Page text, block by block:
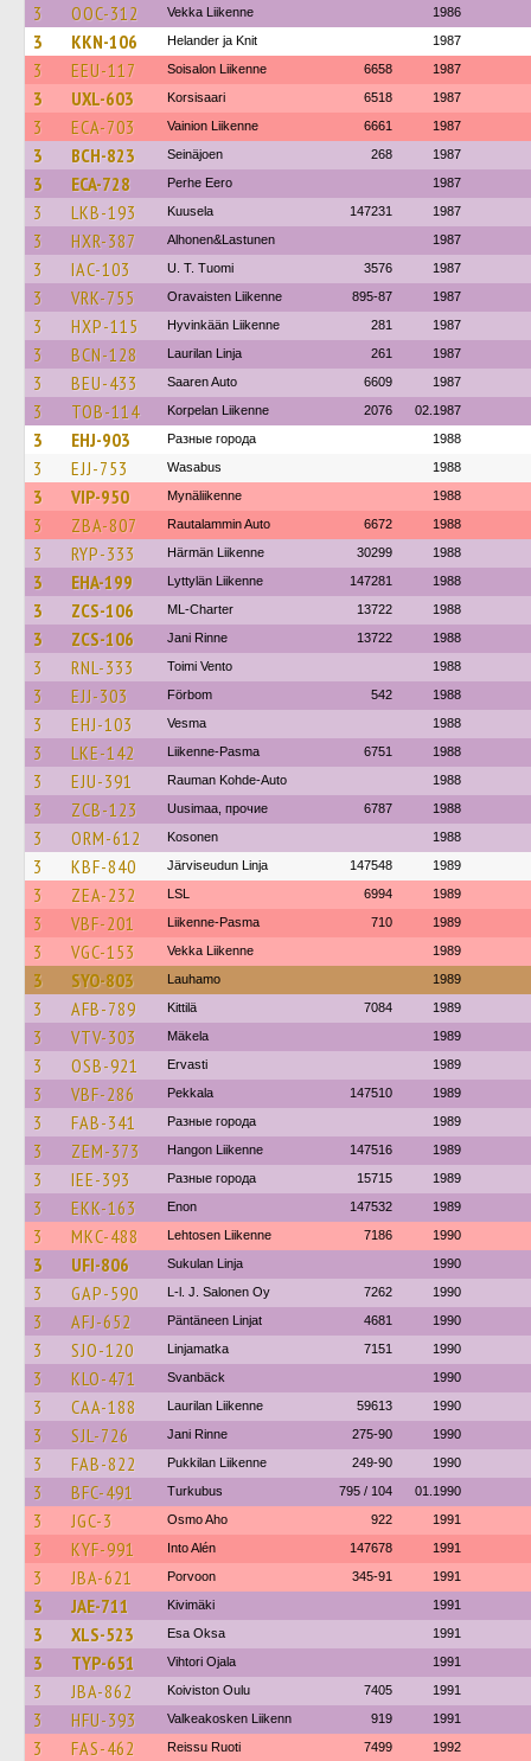
3 OOC-312 Vekka Liikenne 1986
3 KKN-106 Helander ja Knit 1987
3 EEU-117 Soisalon Liikenne 6658 1987
3 UXL-603 Korsisaari 6518 1987
3 ECA-703 Vainion Liikenne 6661 1987
3 BCH-823 Seinäjoen 268 1987
3 ECA-728 Perhe Eero 1987
3 LKB-193 Kuusela 147231 1987
3 HXR-387 Alhonen&Lastunen 1987
3 IAC-103 U. T. Tuomi 3576 1987
3 VRK-755 Oravaisten Liikenne 895-87 1987
3 HXP-115 Hyvinkään Liikenne 281 1987
3 BCN-128 Laurilan Linja 261 1987
3 BEU-433 Saaren Auto 6609 1987
3 TOB-114 Korpelan Liikenne 2076 02.1987
3 EHJ-903 Разные города 1988
3 EJJ-753 Wasabus 1988
3 VIP-950 Mynäliikenne 1988
3 ZBA-807 Rautalammin Auto 6672 1988
3 RYP-333 Härmän Liikenne 30299 1988
3 EHA-199 Lyttylän Liikenne 147281 1988
3 ZCS-106 ML-Charter 13722 1988
3 ZCS-106 Jani Rinne 13722 1988
3 RNL-333 Toimi Vento 1988
3 EJJ-303 Förbom 542 1988
3 EHJ-103 Vesma 1988
3 LKE-142 Liikenne-Pasma 6751 1988
3 EJU-391 Rauman Kohde-Auto 1988
3 ZCB-123 Uusimaa, прочие 6787 1988
3 ORM-612 Kosonen 1988
3 KBF-840 Järviseudun Linja 147548 1989
3 ZEA-232 LSL 6994 1989
3 VBF-201 Liikenne-Pasma 710 1989
3 VGC-153 Vekka Liikenne 1989
3 SYO-803 Lauhamo 1989
3 AFB-789 Kittilä 7084 1989
3 VTV-303 Mäkela 1989
3 OSB-921 Ervasti 1989
3 VBF-286 Pekkala 147510 1989
3 FAB-341 Разные города 1989
3 ZEM-373 Hangon Liikenne 147516 1989
3 IEE-393 Разные города 15715 1989
3 EKK-163 Enon 147532 1989
3 MKC-488 Lehtosen Liikenne 7186 1990
3 UFI-806 Sukulan Linja 1990
3 GAP-590 L-l. J. Salonen Oy 7262 1990
3 AFJ-652 Päntäneen Linjat 4681 1990
3 SJO-120 Linjamatka 7151 1990
3 KLO-471 Svanbäck 1990
3 CAA-188 Laurilan Liikenne 59613 1990
3 SJL-726 Jani Rinne 275-90 1990
3 FAB-822 Pukkilan Liikenne 249-90 1990
3 BFC-491 Turkubus 795 / 104 01.1990
3 JGC-3 Osmo Aho 922 1991
3 KYF-991 Into Alén 147678 1991
3 JBA-621 Porvoon 345-91 1991
3 JAE-711 Kivimäki 1991
3 XLS-523 Esa Oksa 1991
3 TYP-651 Vihtori Ojala 1991
3 JBA-862 Koiviston Oulu 7405 1991
3 HFU-393 Valkeakosken Liikenn 919 1991
3 FAS-462 Reissu Ruoti 7499 1992